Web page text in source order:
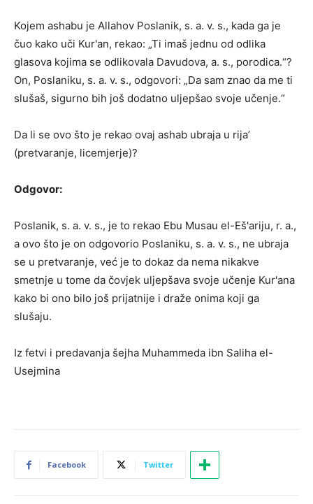
Kojem ashabu je Allahov Poslanik, s. a. v. s., kada ga je
čuo kako uči Kur'an, rekao: „Ti imaš jednu od odlika
glasova kojima se odlikovala Davudova, a. s., porodica.“?
On, Poslaniku, s. a. v. s., odgovori: „Da sam znao da me ti
slušaš, sigurno bih još dodatno uljepšao svoje učenje.“
Da li se ovo što je rekao ovaj ashab ubraja u rija’
(pretvaranje, licemjerje)?
Odgovor:
Poslanik, s. a. v. s., je to rekao Ebu Musau el-Eš'ariju, r. a.,
a ovo što je on odgovorio Poslaniku, s. a. v. s., ne ubraja
se u pretvaranje, već je to dokaz da nema nikakve
smetnje u tome da čovjek uljepšava svoje učenje Kur'ana
kako bi ono bilo još prijatnije i draže onima koji ga
slušaju.
Iz fetvi i predavanja šejha Muhammeda ibn Saliha el-
Usejmina
Facebook Twitter